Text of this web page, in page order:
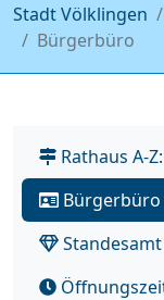
Stadt Völklingen
Bürgerbüro
Rathaus A-
Bürgerbüro